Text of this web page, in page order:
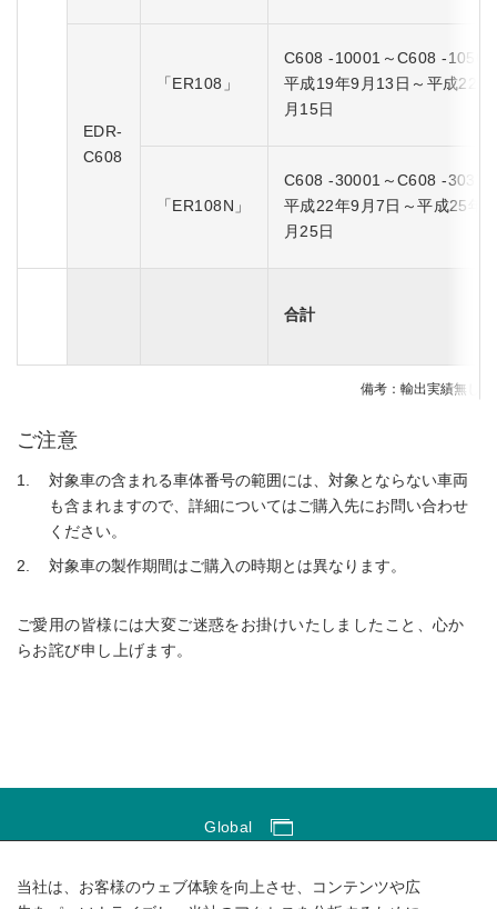
EDR-
C608
「ER108」
C608 -10001～C608 -10561
平成19年9月13日～平成22年
月15日
「ER108N」
C608 -30001～C608 -30375
平成22年9月7日～平成25年2
月25日
合計
備考：輸出実績無し
ご注意
対象車の含まれる車体番号の範囲には、対象とならない車両
も含まれますので、詳細についてはご購入先にお問い合わせ
ください。
対象車の製作期間はご購入の時期とは異なります。
ご愛用の皆様には大変ご迷惑をお掛けいたしましたこと、心か
らお詫び申し上げます。
Global
サイトのご利用にあたって
当社は、お客様のウェブ体験を向上させ、コンテンツや広